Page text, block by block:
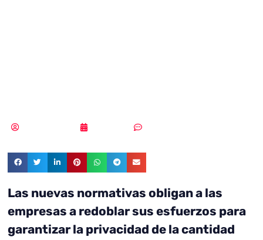
Las nuevas normativas obligan a las
empresas a redoblar sus esfuerzos para
garantizar la privacidad de la cantidad